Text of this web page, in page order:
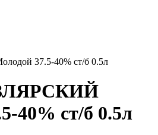
37.5-40% ст/б 0.5л
40% ст/б 0.5л